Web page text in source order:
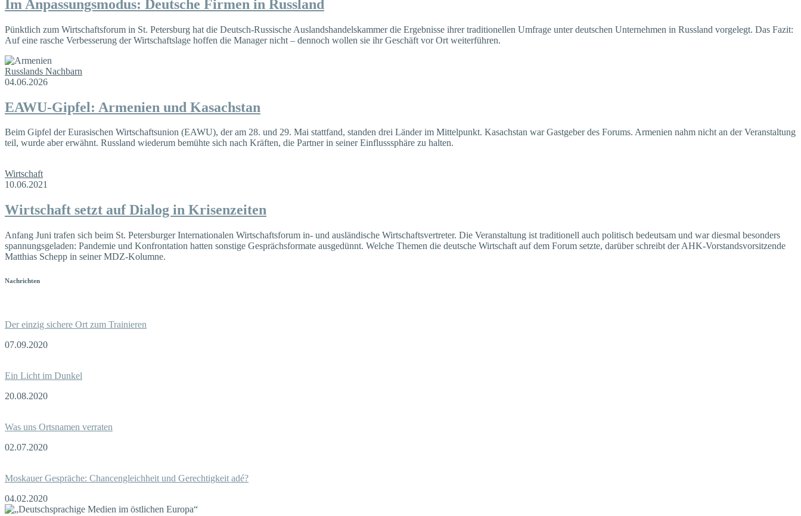
Im Anpassungsmodus: Deutsche Firmen in Russland
Pünktlich zum Wirtschaftsforum in St. Petersburg hat die Deutsch-Russische Auslandshandelskammer die Ergebnisse ihrer traditionellen Umfrage unter deutschen Unternehmen in Russland vorgelegt. Das Fazit:
Auf eine rasche Verbesserung der Wirtschaftslage hoffen die Manager nicht – dennoch wollen sie ihr Geschäft vor Ort weiterführen.
Russlands Nachbarn
04.06.2026
EAWU-Gipfel: Armenien und Kasachstan
Beim Gipfel der Eurasischen Wirtschaftsunion (EAWU), der am 28. und 29. Mai stattfand, standen drei Länder im Mittelpunkt. Kasachstan war Gastgeber des Forums. Armenien nahm nicht an der Veranstaltung
teil, wurde aber erwähnt. Russland wiederum bemühte sich nach Kräften, die Partner in seiner Einflusssphäre zu halten.
Wirtschaft
10.06.2021
Wirtschaft setzt auf Dialog in Krisenzeiten
Anfang Juni trafen sich beim St. Petersburger Internationalen Wirtschaftsforum in- und ausländische Wirtschaftsvertreter. Die Veranstaltung ist traditionell auch politisch bedeutsam und war diesmal besonders
spannungsgeladen: Pandemie und Konfrontation hatten sonstige Gesprächsformate ausgedünnt. Welche Themen die deutsche Wirtschaft auf dem Forum setzte, darüber schreibt der AHK-Vorstandsvorsitzende
Matthias Schepp in seiner MDZ-Kolumne.
Nachrichten
Der einzig sichere Ort zum Trainieren
07.09.2020
Ein Licht im Dunkel
20.08.2020
Was uns Ortsnamen verraten
02.07.2020
Moskauer Gespräche: Chancengleichheit und Gerechtigkeit adé?
04.02.2020